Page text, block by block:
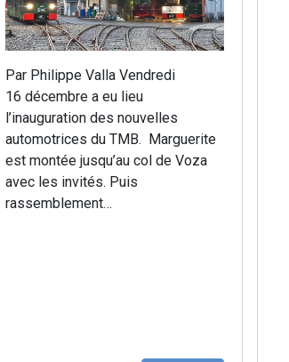
Par Philippe Valla Vendredi
16 décembre a eu lieu
l’inauguration des nouvelles
automotrices du TMB. Marguerite
est montée jusqu’au col de Voza
avec les invités. Puis
rassemblement…